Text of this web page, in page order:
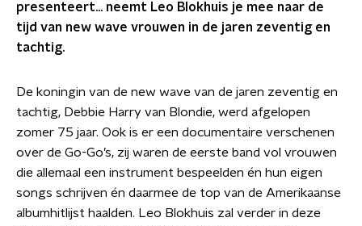
presenteert... neemt Leo Blokhuis je mee naar de
tijd van new wave vrouwen in de jaren zeventig en
tachtig.
De koningin van de new wave van de jaren zeventig en
tachtig, Debbie Harry van Blondie, werd afgelopen
zomer 75 jaar. Ook is er een documentaire verschenen
over de Go-Go’s, zij waren de eerste band vol vrouwen
die allemaal een instrument bespeelden én hun eigen
songs schrijven én daarmee de top van de Amerikaanse
albumhitlijst haalden. Leo Blokhuis zal verder in deze